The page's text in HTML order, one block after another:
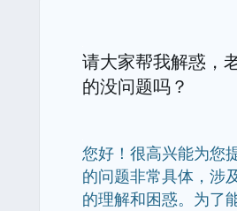
请大家帮我解惑，
的没问题吗？
您好！很高兴能为您
的问题非常具体，涉
的理解和困惑。为了